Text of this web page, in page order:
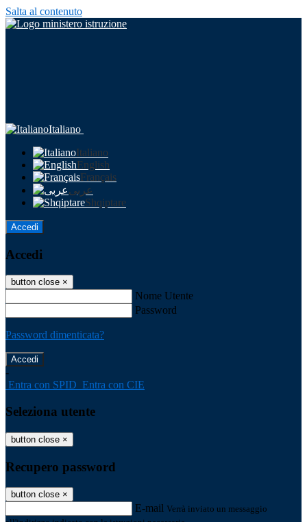
Salta al contenuto
Italiano
Italiano
English
Français
عربى
Shqiptare
Accedi
Accedi
button close ×
Nome Utente
Password
Password dimenticata?
-
Entra con SPID Entra con CIE
Seleziona utente
button close ×
Recupero password
button close ×
E-mail Verrà inviato un messaggio